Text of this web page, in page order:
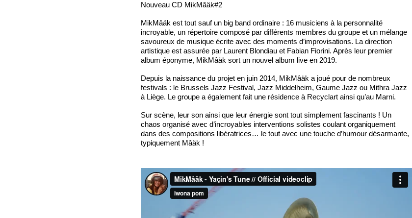
Nouveau CD MikMâäk#2
MikMâäk est tout sauf un big band ordinaire : 16 musiciens à la personnalité
incroyable, un répertoire composé par différents membres du groupe et un mélange
savoureux de musique écrite avec des moments d’improvisations. La direction
artistique est assurée par Laurent Blondiau et Fabian Fiorini. Après leur premier
album éponyme, MikMâäk sort un nouvel album live en 2019.
Depuis la naissance du projet en juin 2014, MikMâäk a joué pour de nombreux
festivals : le Brussels Jazz Festival, Jazz Middelheim, Gaume Jazz ou Mithra Jazz
à Liège. Le groupe a également fait une résidence à Recyclart ainsi qu’au Marni.
Sur scène, leur son ainsi que leur énergie sont tout simplement fascinants ! Un
chaos organisé avec d’incroyables interventions solistes coulant organiquement
dans des compositions libératrices… le tout avec une touche d’humour désarmante,
typiquement Mâäk !